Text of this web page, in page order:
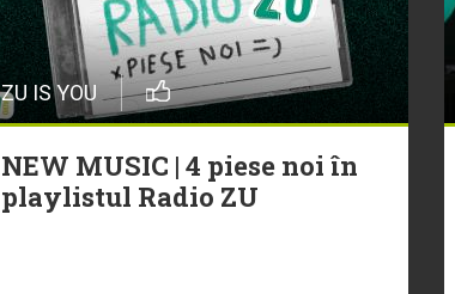
ZU IS YOU
NEW MUSIC | 4 piese noi în
playlistul Radio ZU